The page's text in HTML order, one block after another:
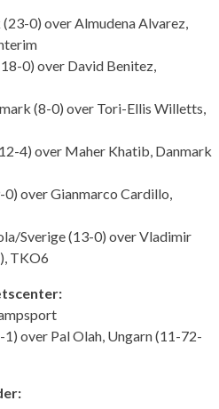
0) over Almudena Alvarez,
0) over David Benitez,
(8-0) over Tori-Ellis Willetts,
4) over Maher Khatib, Danmark
over Gianmarco Cardillo,
Sverige (13-0) over Vladimir
TKO6
over Pal Olah, Ungarn (11-72-